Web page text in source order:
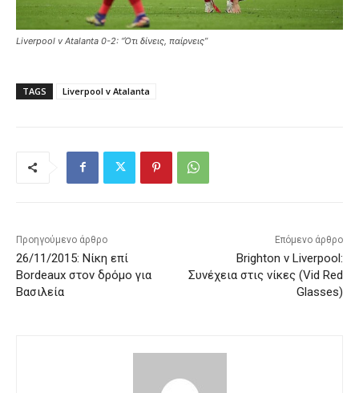
Liverpool v Atalanta 0-2: “Ότι δίνεις, παίρνεις”
TAGS Liverpool v Atalanta
Προηγούμενο άρθρο
26/11/2015: Νίκη επί
Bordeaux στον δρόμο για
Βασιλεία
Επόμενο άρθρο
Brighton v Liverpool:
Συνέχεια στις νίκες (Vid Red
Glasses)